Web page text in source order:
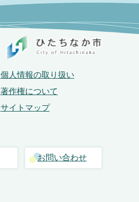
個人情報の取り扱い
著作権について
サイトマップ
お問い合わせ